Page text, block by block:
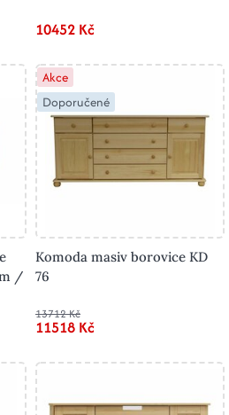
10452 Kč
/
Akce
Doporučené
Komoda masiv borovice KD
76
13712 Kč
11518 Kč